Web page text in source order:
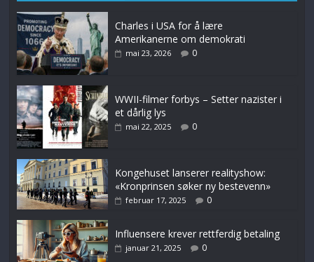
Charles i USA for å lære
Amerikanerne om demokrati
mai 23, 2026 0
WWII-filmer forbys – Setter nazister i
et dårlig lys
mai 22, 2025 0
Kongehuset lanserer realityshow:
«Kronprinsen søker ny bestevenn»
februar 17, 2025 0
Influensere krever rettferdig betaling
januar 21, 2025 0